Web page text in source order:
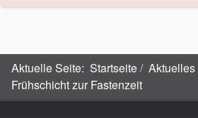
Aktuelle Seite: Startseite Aktuelles
Frühschicht zur Fastenzeit